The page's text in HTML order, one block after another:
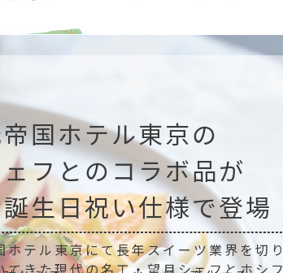
国ホテル東京の
フとのコラボ品が
生日祝い仕様で登場
ホテル東京にて長年スイーツ業界を切り
てきた現代の名工・望月シェフとホシフ